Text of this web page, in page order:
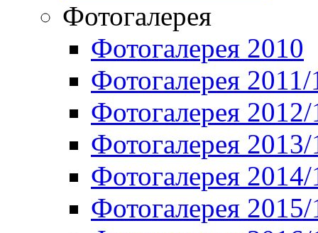
Фотогалерея
Фотогалерея 2010
Фотогалерея 2011/
Фотогалерея
Фотогалерея
Фотогалерея
Фотогалерея